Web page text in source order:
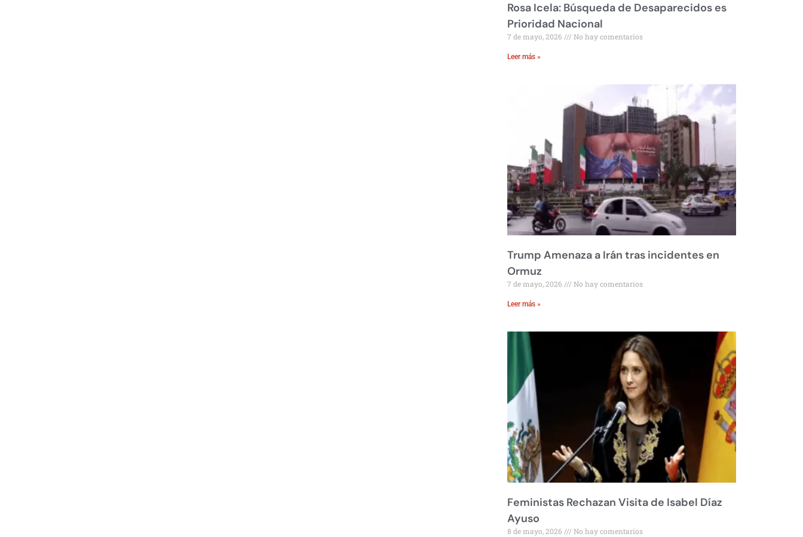
Rosa Icela: Búsqueda de Desaparecidos es
Prioridad Nacional
7 de mayo, 2026 No hay comentarios
Leer más »
Trump Amenaza a Irán tras incidentes en
Ormuz
7 de mayo, 2026 No hay comentarios
Leer más »
Feministas Rechazan Visita de Isabel Díaz
Ayuso
8 de mayo, 2026 No hay comentarios